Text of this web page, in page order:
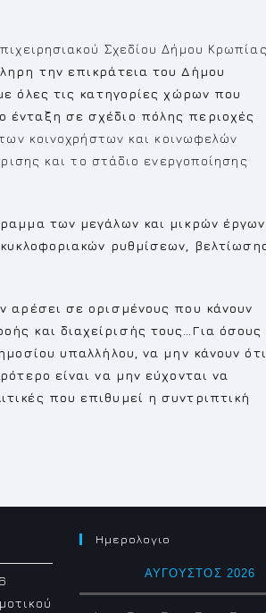
Σχεδίου Δήμου
την επικράτεια του Δήμου
όλες τις κατηγορίες χώρων που
ένταξη σε σχέδιο πόλης περιοχές
κοινοχρήστων και κοινωφελών
και το στάδιο ενεργοποίησης
των μεγάλων και μικρών έργων
ρυθμίσεων,
σε ορισμένους που κάνουν
και διαχείρισής τους…Για όσους
υπαλλήλου, να μην κάνουν ότι
είναι να μην εύχονται να
που επιθυμεί η συντριπτική
Ημερολογιο
ΑΎΓΟΥΣΤΟΣ 2026